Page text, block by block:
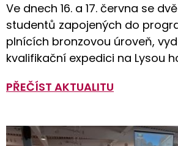
Ve dnech 16. a 17. června se
studentů zapojených do
plnících bronzovou úroveň,
kvalifikační expedici na Lysou
PŘEČÍST AKTUALITU